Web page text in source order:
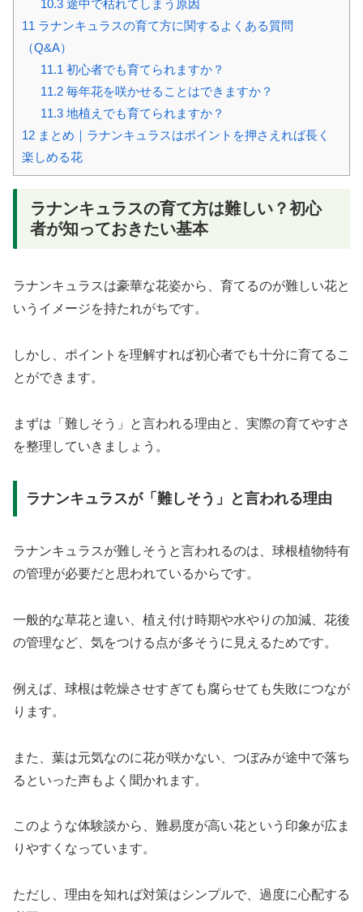
10.3途中で枯れてしまう原因
11 ラナンキュラスの育て方に関するよくある質問
（Q&A）
11.1 初心者でも育てられますか？
11.2毎年花を咲かせることはできますか？
11.3地植えでも育てられますか？
12 まとめ｜ラナンキュラスはポイントを押さえれば長く
楽しめる花
ラナンキュラスの育て方は難しい？初心
者が知っておきたい基本
ラナンキュラスは豪華な花姿から、育てるのが難しい花と
いうイメージを持たれがちです。
しかし、ポイントを理解すれば初心者でも十分に育てるこ
とができます。
まずは「難しそう」と言われる理由と、実際の育てやすさ
を整理していきましょう。
ラナンキュラスが「難しそう」と言われる理由
ラナンキュラスが難しそうと言われるのは、球根植物特有
の管理が必要だと思われているからです。
一般的な草花と違い、植え付け時期や水やりの加減、花後
の管理など、気をつける点が多そうに見えるためです。
例えば、球根は乾燥させすぎても腐らせても失敗につなが
ります。
また、葉は元気なのに花が咲かない、つぼみが途中で落ち
るといった声もよく聞かれます。
このような体験談から、難易度が高い花という印象が広ま
りやすくなっています。
ただし、理由を知れば対策はシンプルで、過度に心配する